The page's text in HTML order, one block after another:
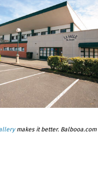
makes it better. Balbooa.com